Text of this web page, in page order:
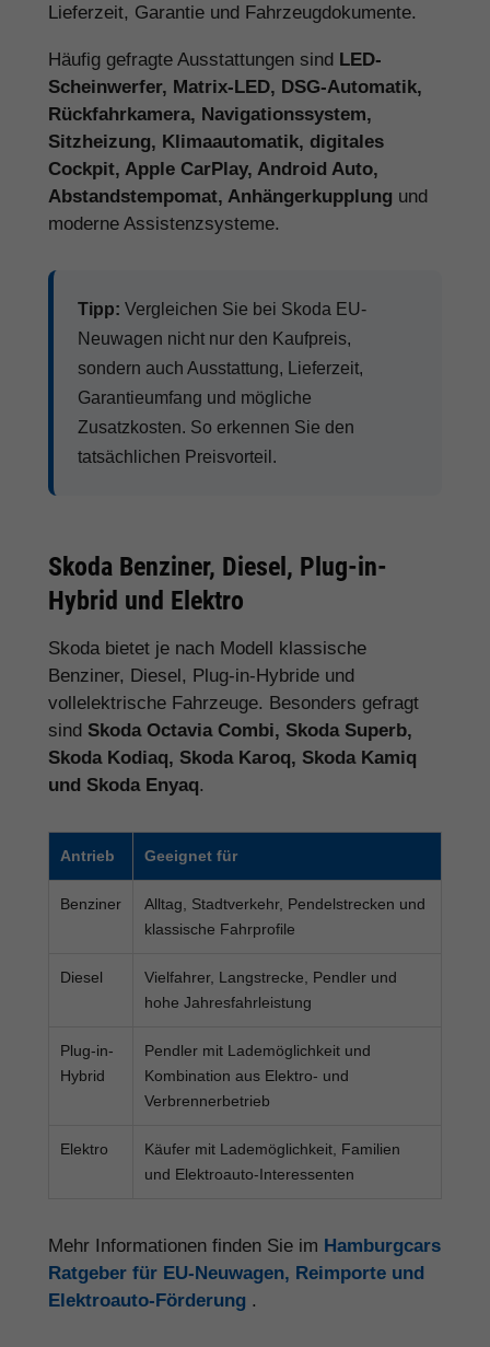
Lieferzeit, Garantie und Fahrzeugdokumente.
Häufig gefragte Ausstattungen sind LED-
Scheinwerfer, Matrix-LED, DSG-Automatik,
Rückfahrkamera, Navigationssystem,
Sitzheizung, Klimaautomatik, digitales
Cockpit, Apple CarPlay, Android Auto,
Abstandstempomat, Anhängerkupplung und
moderne Assistenzsysteme.
Tipp: Vergleichen Sie bei Skoda EU-
Neuwagen nicht nur den Kaufpreis,
sondern auch Ausstattung, Lieferzeit,
Garantieumfang und mögliche
Zusatzkosten. So erkennen Sie den
tatsächlichen Preisvorteil.
Skoda Benziner, Diesel, Plug-in-
Hybrid und Elektro
Skoda bietet je nach Modell klassische
Benziner, Diesel, Plug-in-Hybride und
vollelektrische Fahrzeuge. Besonders gefragt
sind Skoda Octavia Combi, Skoda Superb,
Skoda Kodiaq, Skoda Karoq, Skoda Kamiq
und Skoda Enyaq.
Antrieb Geeignet für
Benziner
Alltag, Stadtverkehr, Pendelstrecken und
klassische Fahrprofile
Diesel
Vielfahrer, Langstrecke, Pendler und
hohe Jahresfahrleistung
Plug-in-
Hybrid
Pendler mit Lademöglichkeit und
Kombination aus Elektro- und
Verbrennerbetrieb
Elektro
Käufer mit Lademöglichkeit, Familien
und Elektroauto-Interessenten
Mehr Informationen finden Sie im Hamburgcars
Ratgeber für EU-Neuwagen, Reimporte und
Elektroauto-Förderung .